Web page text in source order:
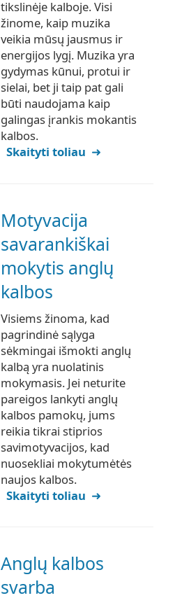
tikslinėje kalboje. Visi
žinome, kaip muzika
veikia mūsų jausmus ir
energijos lygį. Muzika yra
gydymas kūnui, protui ir
sielai, bet ji taip pat gali
būti naudojama kaip
galingas įrankis mokantis
kalbos.
Skaityti toliau
Motyvacija
savarankiškai
mokytis anglų
kalbos
Visiems žinoma, kad
pagrindinė sąlyga
sėkmingai išmokti anglų
kalbą yra nuolatinis
mokymasis. Jei neturite
pareigos lankyti anglų
kalbos pamokų, jums
reikia tikrai stiprios
savimotyvacijos, kad
nuosekliai mokytumėtės
naujos kalbos.
Skaityti toliau
Anglų kalbos
svarba